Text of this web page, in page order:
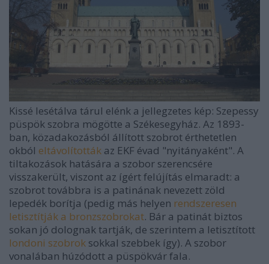
Kissé lesétálva tárul elénk a jellegzetes kép: Szepessy
püspök szobra mögötte a Székesegyház. Az 1893-
ban, közadakozásból állított szobrot érthetetlen
okból eltávolították az EKF évad "nyitányaként". A
tiltakozások hatására a szobor szerencsére
visszakerült, viszont az ígért felújítás elmaradt: a
szobrot továbbra is a patinának nevezett zöld
lepedék borítja (pedig más helyen rendszeresen
letisztítják a bronzszobrokat. Bár a patinát biztos
sokan jó dolognak tartják, de szerintem a letisztított
londoni szobrok sokkal szebbek így). A szobor
vonalában húzódott a püspökvár fala.